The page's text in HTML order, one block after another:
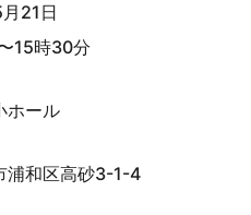
21日
15時30分
ホール
浦和区高砂3-1-4